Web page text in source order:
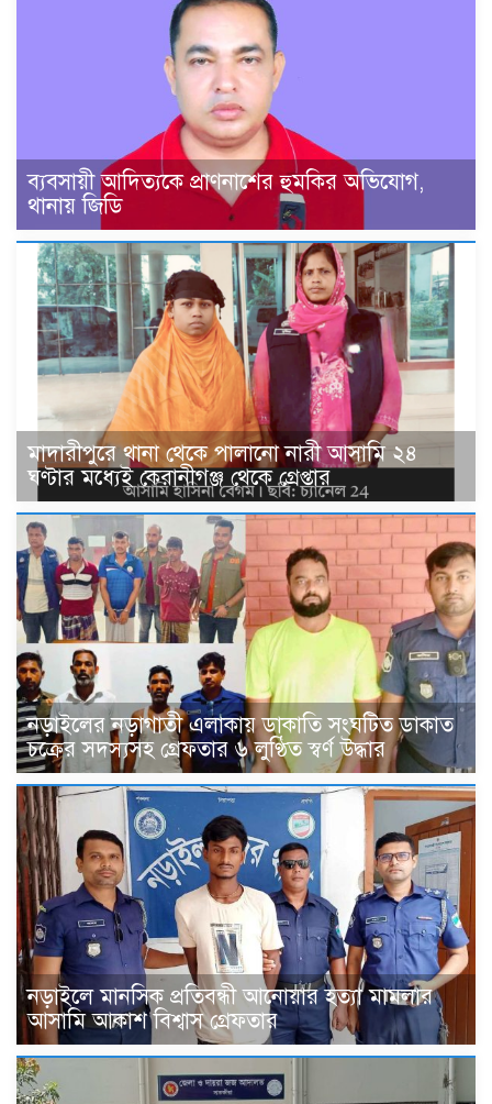
ব্যবসায়ী আদিত্যকে প্রাণনাশের হুমকির অভিযোগ,
থানায় জিডি
মাদারীপুরে থানা থেকে পালানো নারী আসামি ২৪
ঘণ্টার মধ্যেই কেরানীগঞ্জ থেকে গ্রেপ্তার
নড়াইলের নড়াগাতী এলাকায় ডাকাতি সংঘটিত ডাকাত
চক্রের সদস্যসহ গ্রেফতার ৬ লুণ্ঠিত স্বর্ণ উদ্ধার
নড়াইলে মানসিক প্রতিবন্ধী আনোয়ার হত্যা মামলার
আসামি আকাশ বিশ্বাস গ্রেফতার